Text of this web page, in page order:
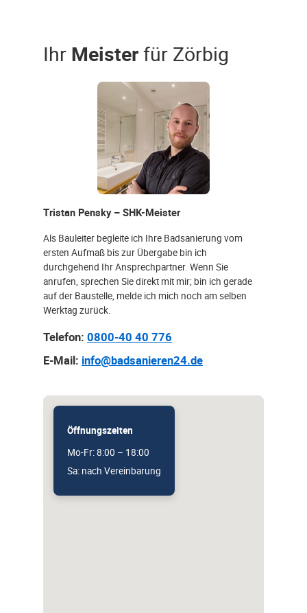
Ihr Meisterfür Zörbig
Tristan Pensky – SHK-Meister
Als Bauleiter begleite ich Ihre Badsanierung vom
ersten Aufmaß bis zur Übergabe bin ich
durchgehend Ihr Ansprechpartner. Wenn Sie
anrufen, sprechen Sie direkt mit mir; bin ich gerade
auf der Baustelle, melde ich mich noch am selben
Werktag zurück.
Telefon: 0800-40 40 776
E-Mail: info@badsanieren24.de
Öffnungszeiten
Mo-Fr: 8:00 – 18:00
Sa: nach Vereinbarung